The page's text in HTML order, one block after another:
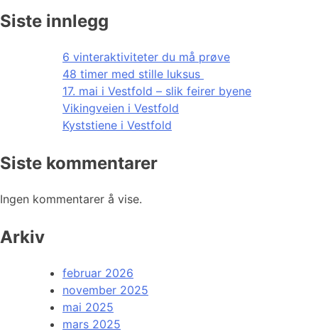
Siste innlegg
6 vinteraktiviteter du må prøve
48 timer med stille luksus
17. mai i Vestfold – slik feirer byene
Vikingveien i Vestfold
Kyststiene i Vestfold
Siste kommentarer
Ingen kommentarer å vise.
Arkiv
februar 2026
november 2025
mai 2025
mars 2025